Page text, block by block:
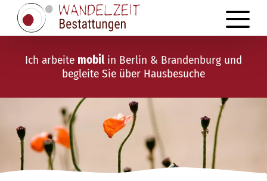
Ich arbeite mobilin Berlin & Brandenburg und
begleite Sie über Hausbesuche